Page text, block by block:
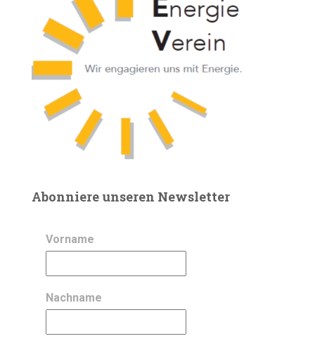
Abonniere unseren Newsletter
Vorname
Nachname